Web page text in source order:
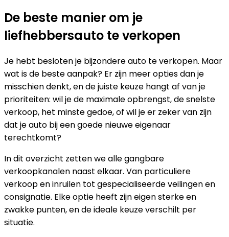
De beste manier om je
liefhebbersauto te verkopen
Je hebt besloten je bijzondere auto te verkopen. Maar
wat is de beste aanpak? Er zijn meer opties dan je
misschien denkt, en de juiste keuze hangt af van je
prioriteiten: wil je de maximale opbrengst, de snelste
verkoop, het minste gedoe, of wil je er zeker van zijn
dat je auto bij een goede nieuwe eigenaar
terechtkomt?
In dit overzicht zetten we alle gangbare
verkoopkanalen naast elkaar. Van particuliere
verkoop en inruilen tot gespecialiseerde veilingen en
consignatie. Elke optie heeft zijn eigen sterke en
zwakke punten, en de ideale keuze verschilt per
situatie.